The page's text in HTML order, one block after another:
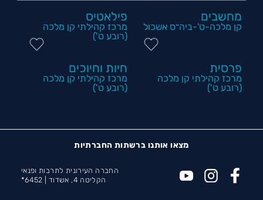
מחשבים
קן מלכה-ט'-ביה״ס אשכול
פילאטיס
מרכז קהילתי קן מלכה
(רובע ט')
פרסית
מרכז קהילתי קן מלכה
(רובע ט')
חיות וחיוכים
מרכז קהילתי קן מלכה
(רובע ט')
מצאו אותנו ברשתות החברתיות
החברה העירונית לתרבות ופנאי
הקליטה 4, אשדוד |
6452*